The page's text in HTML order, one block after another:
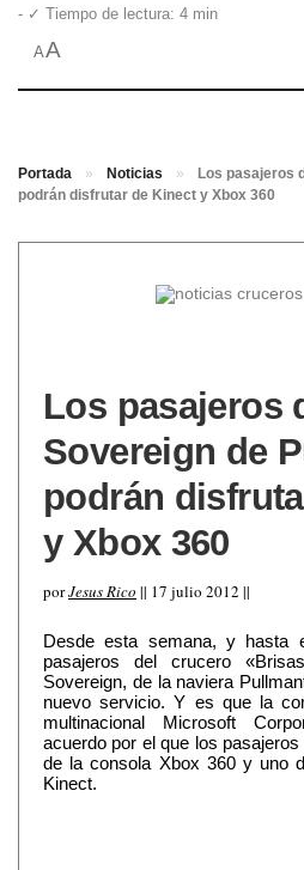
- ✓ Tiempo de lectura: 4 min
AA
Portada » Noticias »
Los pasajeros
podrán disfrutar de Kinect y Xbox 360
Los pasajeros
Sovereign de
podrán
y Xbox 360
porJesus Rico || 17 julio 2012 ||
Desde esta semana, y hasta
pasajeros del crucero
Sovereign, de la naviera
nuevo servicio. Y es que la
multinacional Microsoft
acuerdo por el que los
de la consola Xbox 360 y uno
Kinect.